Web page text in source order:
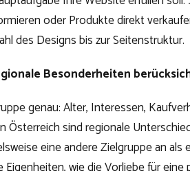
oder Produkte direkt
des Designs bis zur Seitenstruktur.
Besonderheiten
genau: Alter, Interessen,
Österreich sind regionale
eine andere Zielgruppe an als